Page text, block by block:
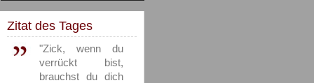
Zitat des Tages
"Zick, wenn du
verrückt bist,
brauchst du dich